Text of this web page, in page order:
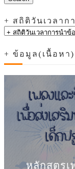
+ สถิติวันเวลาก
+ ข้อมูล(เนื้อหา
หลักสูตรเ